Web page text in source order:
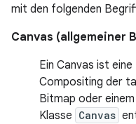
mit den folgenden
Canvas (allgemeiner
Ein Canvas ist
Compositing der
Bitmap oder einem
Klasse Canvas